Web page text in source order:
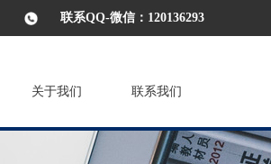
联系QQ-微信：120136293
关于我们 联系我们